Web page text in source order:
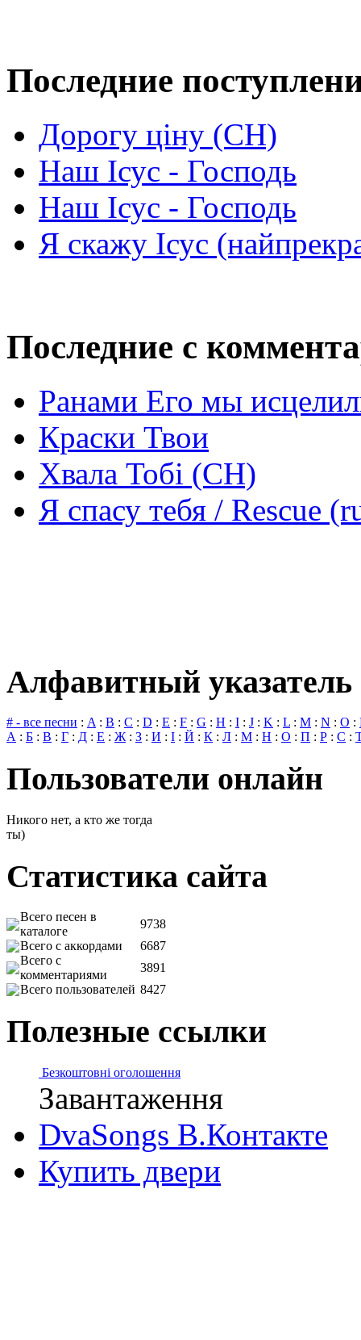
Последние
Дорогу ціну (СН)
Наш Ісус - Господь
Наш Ісус - Господь
Я скажу Ісус
Последние с
Ранами Его мы
Краски Твои
Хвала Тобі (СН)
Я спасу тебя / Rescue
Алфавитный указатель
# - все песни : A: B : C : D : E : F : G : H : I : J : K : L : M : N : O :
А : Б : В : Г : Д : Е : Ж: З : И : І : Й : К : Л : М : Н : О : П : Р : С :
Пользователи онлайн
Никого нет, а кто же тогда
ты)
Статистика сайта
Всего песен в
каталоге
9738
Всего с аккордами
6687
Всего с
комментариями
3891
Всего пользователей 8427
Полезные ссылки
Безкоштовні оголошення
Завантаження
DvaSongs В.Контакте
Купить двери